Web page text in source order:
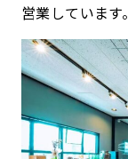
営業しています。